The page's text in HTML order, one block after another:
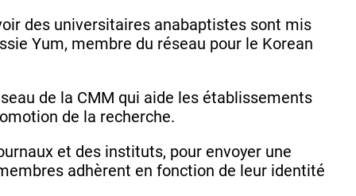
des universitaires anabaptistes sont mis
Yum, membre du réseau pour le Korean
de la CMM qui aide les établissements
de la recherche.
et des instituts, pour envoyer une
adhèrent en fonction de leur identité